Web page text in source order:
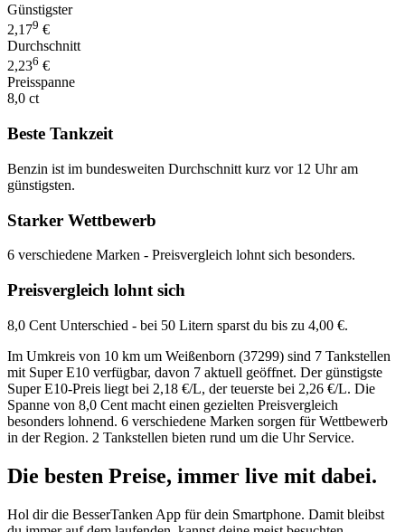
Günstigster
2,179 €
Durchschnitt
2,236 €
Preisspanne
8,0 ct
Beste Tankzeit
Benzin ist im bundesweiten Durchschnitt kurz vor 12 Uhr am
günstigsten.
Starker Wettbewerb
6 verschiedene Marken - Preisvergleich lohnt sich besonders.
Preisvergleich lohnt sich
8,0 Cent Unterschied - bei 50 Litern sparst du bis zu 4,00 €.
Im Umkreis von 10 km um Weißenborn (37299) sind 7 Tankstellen
mit Super E10 verfügbar, davon 7 aktuell geöffnet. Der günstigste
Super E10-Preis liegt bei 2,18 €/L, der teuerste bei 2,26 €/L. Die
Spanne von 8,0 Cent macht einen gezielten Preisvergleich
besonders lohnend. 6 verschiedene Marken sorgen für Wettbewerb
in der Region. 2 Tankstellen bieten rund um die Uhr Service.
Die besten Preise, immer live mit dabei.
Hol dir die BesserTanken App für dein Smartphone. Damit bleibst